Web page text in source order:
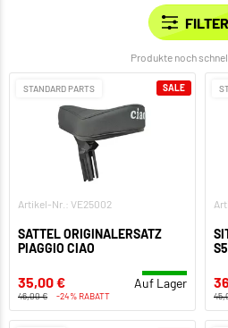
Produkte noch
STANDARD PARTS
Artikel-Nr.: VE25002
SATTEL ORIGINALERSATZ
PIAGGIO CIAO
35,00 € Auf Lager
46,00 € -24% RABATT
SALE